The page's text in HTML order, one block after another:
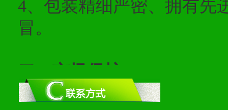
4、包装精细严密、拥有先
冒。
二、市场保护
1、统一市场价格；建立全